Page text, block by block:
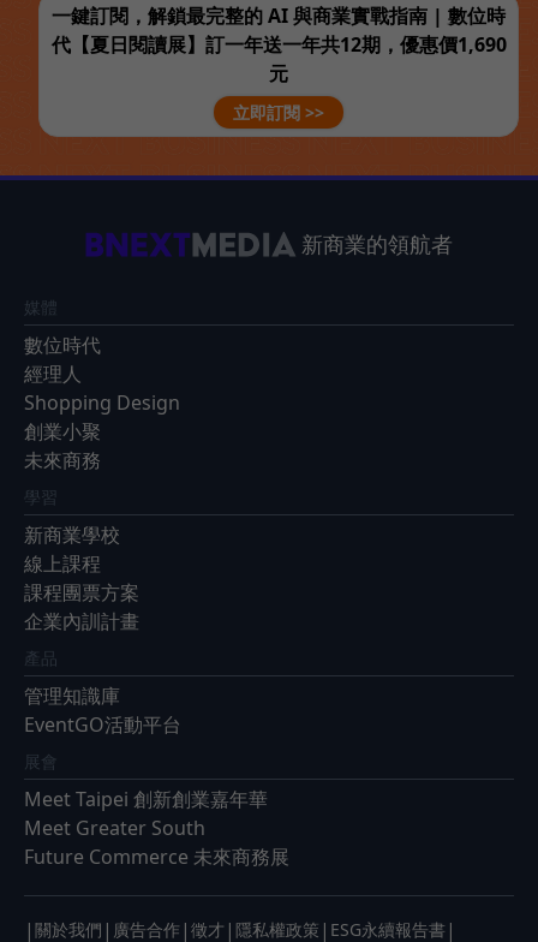
一鍵訂閱，解鎖最完整的 AI 與商業實戰指南 | 數位時
代【夏日閱讀展】訂一年送一年共12期，優惠價1,690
元
立即訂閱 >>
新商業的領航者
媒體
數位時代
經理人
Shopping Design
創業小聚
未來商務
學習
新商業學校
線上課程
課程團票方案
企業內訓計畫
產品
管理知識庫
EventGO活動平台
展會
Meet Taipei 創新創業嘉年華
Meet Greater South
Future Commerce 未來商務展
| 關於我們 | 廣告合作 | 徵才 | 隱私權政策 | ESG永續報告書 |